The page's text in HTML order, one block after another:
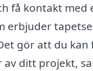
få kontakt med
erbjuder
gör att du kan
av ditt projekt,